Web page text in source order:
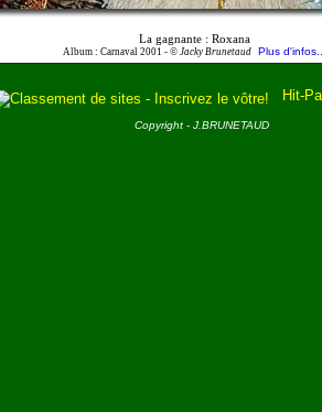
La gagnante : Roxana
Album : Carnaval 2001 - © Jacky Brunetaud Plus d'infos...
Copyright - J.BRUNETAUD